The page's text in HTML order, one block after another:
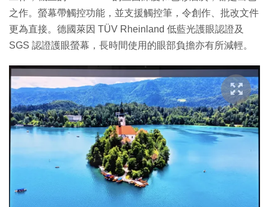
之作。螢幕帶觸控功能，並支援觸控筆，令創作、批改文件
更為直接。德國萊因 TÜV Rheinland 低藍光護眼認證及
SGS 認證護眼螢幕，長時間使用的眼部負擔亦有所減輕。